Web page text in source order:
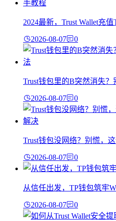
2024最新，Trust Wallet充
2026-08-07 0
Trust钱包里的B突然消失
2026-08-07 0
Trust钱包没网络？别慌，
2026-08-07 0
从信任出发，TP钱包筑牢
2026-08-07 0